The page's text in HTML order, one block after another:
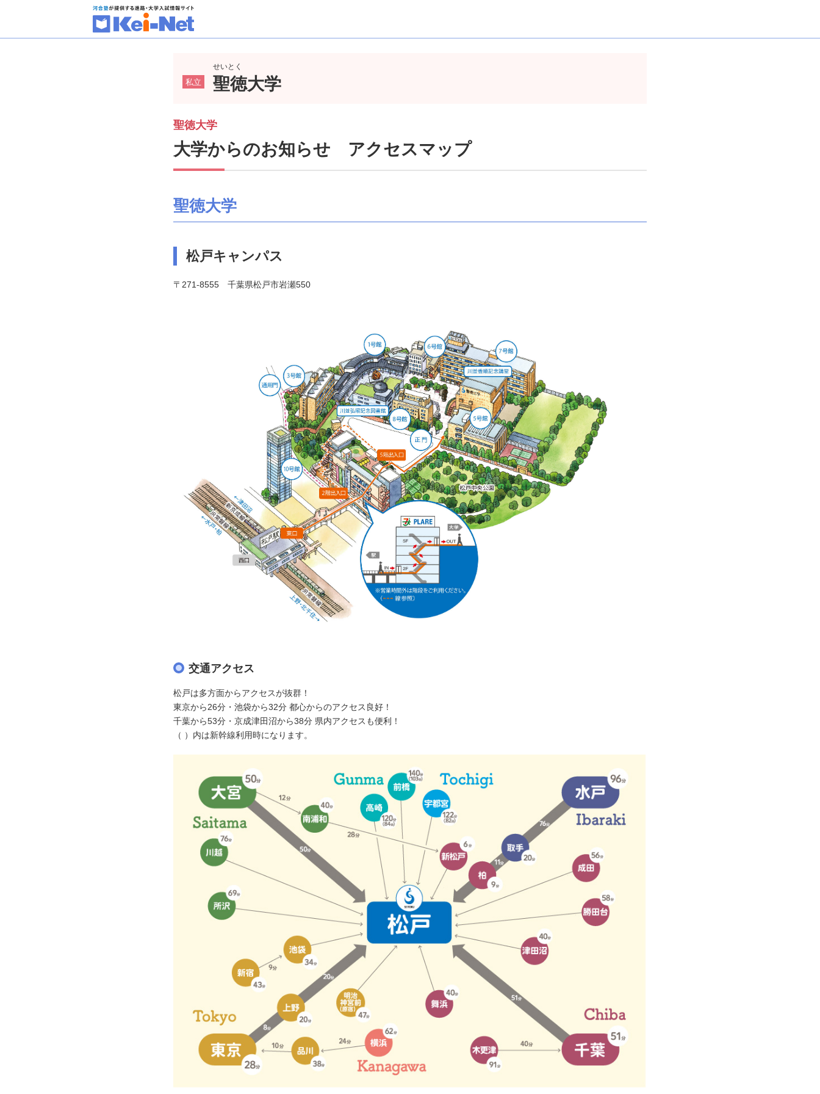
私立
せいとく
聖徳大学
聖徳大学
大学からのお知らせ アクセスマップ
聖徳大学
松戸キャンパス
〒271-8555 千葉県松戸市岩瀬550
交通アクセス
松戸は多方面からアクセスが抜群！
東京から26分・池袋から32分 都心からのアクセス良好！
千葉から53分・京成津田沼から38分 県内アクセスも便利！
（ ）内は新幹線利用時になります。